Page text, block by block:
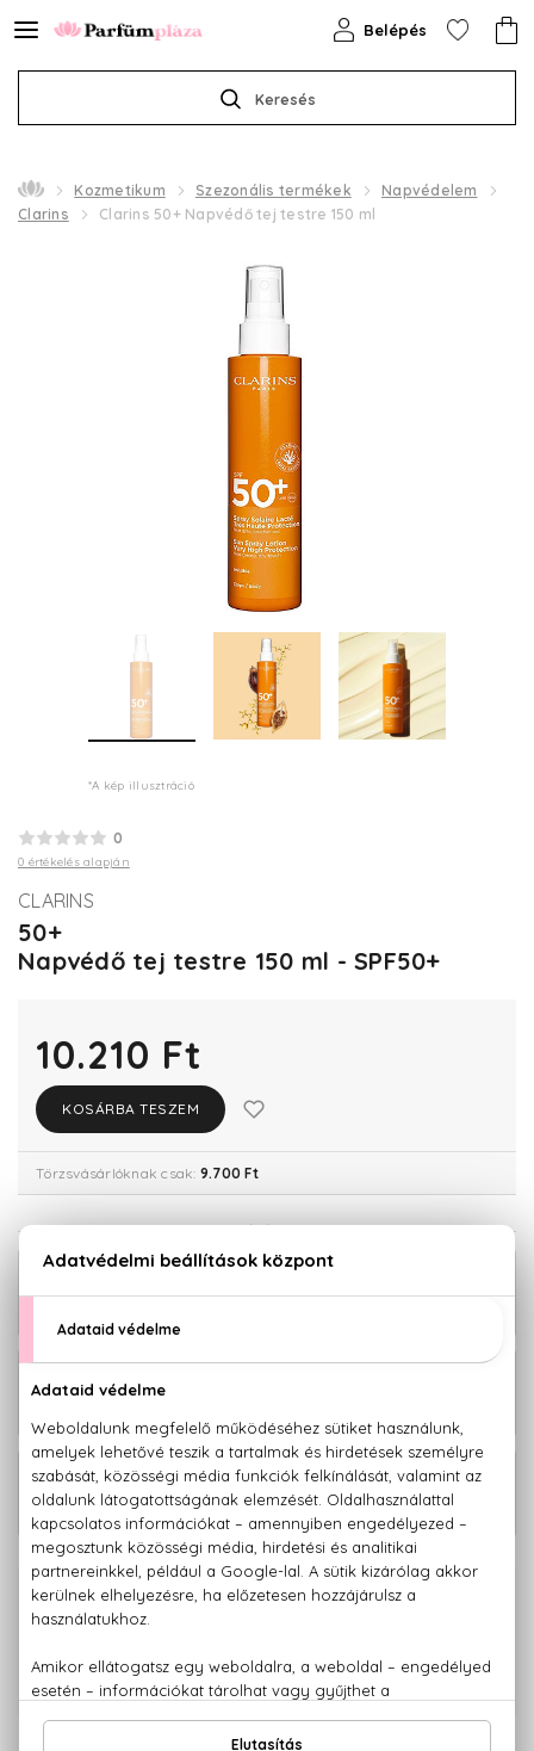
Keresés
Belépés
Kozmetikum Szezonális termékek
Napvédelem
Clarins
Clarins 50+ Napvédő tej testre 150 ml
*A kép illusztráció
0
0 értékelés alapján
CLARINS
50+
Napvédő tej testre 150 ml - SPF50+
10.210 Ft
KOSÁRBA TESZEM
Törzsvásárlóknak csak: 9.700 Ft
KAPCSOLÓDÓ TERMÉKEK
10.210 Ft
50+ Napvédő víz testre 150 ml -
SPF50+
10.210 Ft
100% eredeti termékek, 14 napos visszaküldési garanciával
779 1926